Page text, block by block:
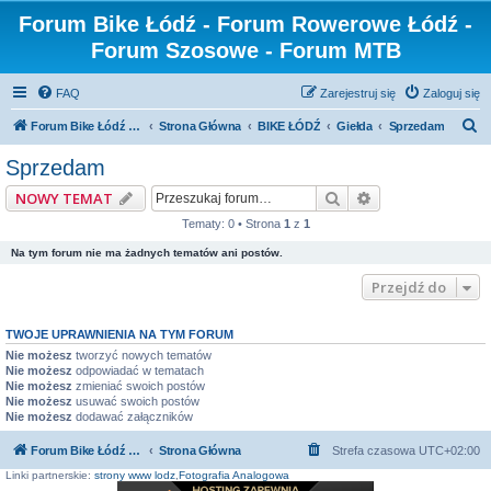
Forum Bike Łódź - Forum Rowerowe Łódź -
Forum Szosowe - Forum MTB
FAQ Zaloguj się
Zarejestruj się
Forum Bike Łódź - Forum Rowerowe Łódź - Forum Szosowe - Forum MTB Strona Główna BIKE ŁÓDŹ Giełda Sprzedam
Sprzedam
NOWY TEMAT Szukaj
Tematy: 0 • Strona 1 z 1
Na tym forum nie ma żadnych tematów ani postów.
Przejdź do
TWOJE UPRAWNIENIA NA TYM FORUM
Nie możesz tworzyć nowych tematów
Nie możesz odpowiadać w tematach
Nie możesz zmieniać swoich postów
Nie możesz usuwać swoich postów
Nie możesz dodawać załączników
Forum Bike Łódź - Forum Rowerowe Łódź - Forum Szosowe - Forum MTB Strona Główna Strefa czasowa UTC+02:00
Linki partnerskie: strony www lodz Fotografia Analogowa